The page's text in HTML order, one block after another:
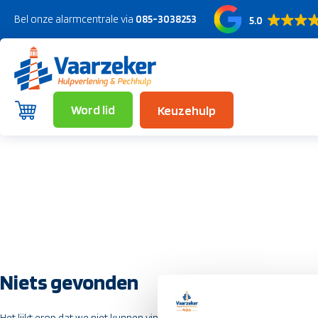
Bel onze alarmcentrale via 085-3038253 5.0
Word lid Keuzehulp
Niets gevonden